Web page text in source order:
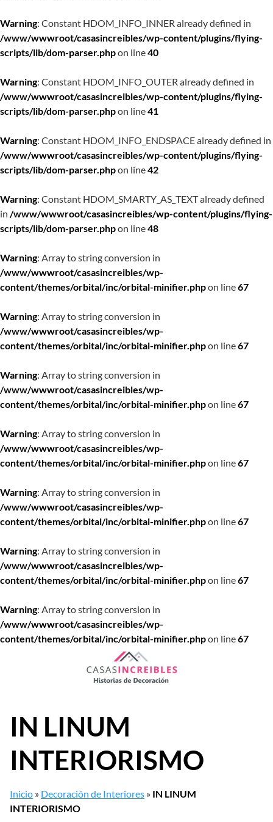
Warning: Constant HDOM_INFO_INNER already defined in
/www/wwwroot/casasincreibles/wp-content/plugins/flying-
scripts/lib/dom-parser.phpon line40
Warning: Constant HDOM_INFO_OUTER already defined in
/www/wwwroot/casasincreibles/wp-content/plugins/flying-
scripts/lib/dom-parser.phpon line41
Warning: Constant HDOM_INFO_ENDSPACE already defined in
/www/wwwroot/casasincreibles/wp-content/plugins/flying-
scripts/lib/dom-parser.phpon line42
Warning: Constant HDOM_SMARTY_AS_TEXT already defined
in /www/wwwroot/casasincreibles/wp-content/plugins/flying-
scripts/lib/dom-parser.phpon line48
Warning: Array to string conversion in
/www/wwwroot/casasincreibles/wp-
content/themes/orbital/inc/orbital-minifier.phpon line67
Warning: Array to string conversion in
/www/wwwroot/casasincreibles/wp-
content/themes/orbital/inc/orbital-minifier.phpon line67
Warning: Array to string conversion in
/www/wwwroot/casasincreibles/wp-
content/themes/orbital/inc/orbital-minifier.phpon line67
Warning: Array to string conversion in
/www/wwwroot/casasincreibles/wp-
content/themes/orbital/inc/orbital-minifier.phpon line67
Warning: Array to string conversion in
/www/wwwroot/casasincreibles/wp-
content/themes/orbital/inc/orbital-minifier.phpon line67
Warning: Array to string conversion in
/www/wwwroot/casasincreibles/wp-
content/themes/orbital/inc/orbital-minifier.phpon line67
Warning: Array to string conversion in
/www/wwwroot/casasincreibles/wp-
content/themes/orbital/inc/orbital-minifier.phpon line67
IN LINUM
INTERIORISMO
Inicio » Decoración de Interiores » IN LINUM
INTERIORISMO